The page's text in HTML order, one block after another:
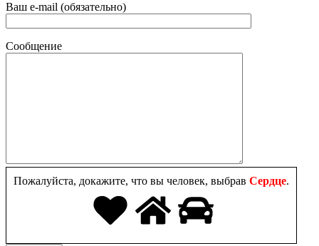
Ваш e-mail (обязательно)
Сообщение
Пожалуйста, докажите, что вы человек, выбрав Сердце.